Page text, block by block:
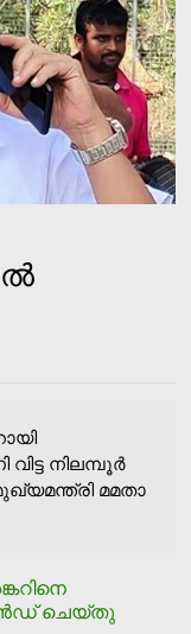
നിലമ്പൂര്‍
മമതാ
ചെയ്തു